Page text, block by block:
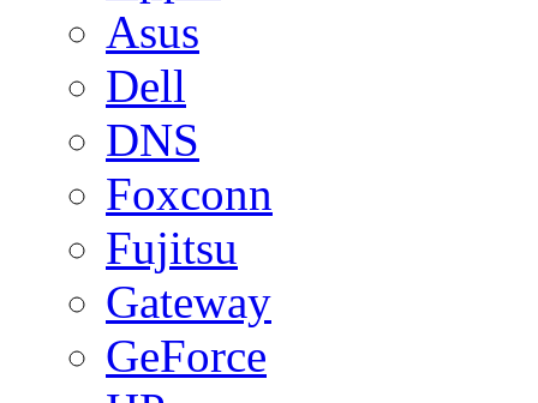
Asus
Dell
DNS
Foxconn
Fujitsu
Gateway
GeForce